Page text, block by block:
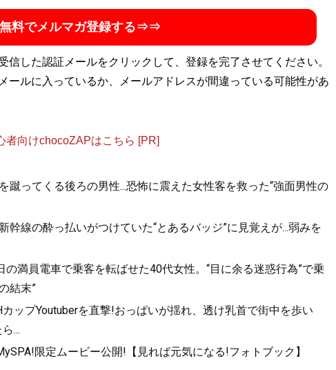
無料でメルマガ登録する⇒⇒
した認証メールをクリックして、登録を完了させてください。
ールに入っているか、メールアドレスが間違っている可能性があ
向けchocoZAPはこちら [PR]
ってくる後ろの男性...恐怖に震えた女性客を救った“強面男性の
線の酔っ払いがつけていた“とあるバッジ”に見覚えが...弱みを
満員電車で乗客を転ばせた40代女性。“目に余る迷惑行為”で乗
結末”
ップYoutuberを直撃!おっぱいが揺れ、透け乳首で街中を歩い
...
限定ムービー公開!【見れば元気になる!フォトブック】